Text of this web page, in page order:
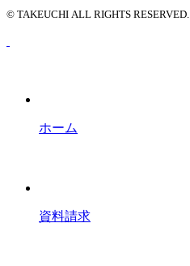
© TAKEUCHI ALL RIGHTS RESERVED.
ホーム
資料請求